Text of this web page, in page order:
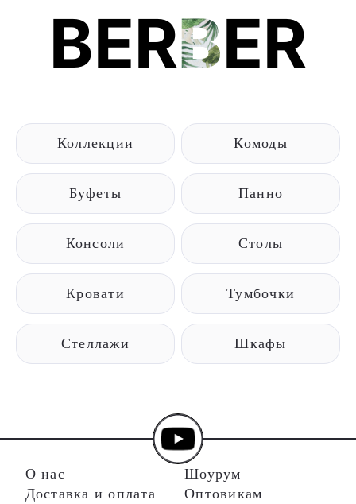
BERBER
Коллекции Комоды
Буфеты Панно
Консоли Столы
Кровати Тумбочки
Стеллажи Шкафы
О нас
Доставка и оплата
Шоурум
Оптовикам